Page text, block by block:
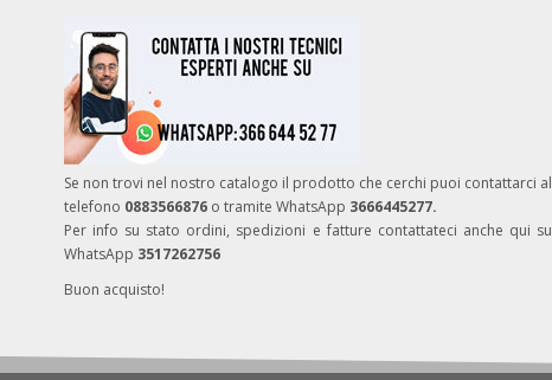
Se non trovi nel nostro catalogo il prodotto che cerchi puoi contattarci al
telefono 0883566876 o tramite WhatsApp 3666445277.
Per info su stato ordini, spedizioni e fatture contattateci anche qui su
WhatsApp 3517262756
Buon acquisto!